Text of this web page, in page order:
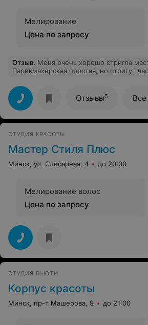
Мелирование
Цена по запросу
Отзыв. Меня очень хорошо стригла
Парикмахерская простая, но стригут
Отзывы5
СТУДИЯ КРАСОТЫ
Мастер Стиля Плюс
Минск, ул. Слесарная, 4 до 20:00
Мелирование волос
Цена по запросу
СТУДИЯ БЬЮТИ
Корпус красоты
Минск, пр-т Машерова, 9 до 21:00